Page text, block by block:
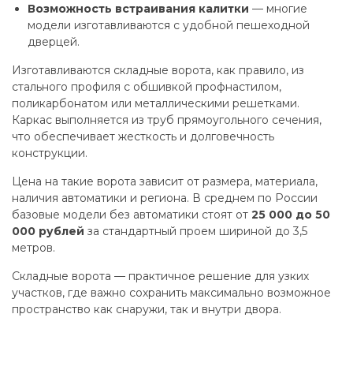
Возможность встраивания калитки — многие
модели изготавливаются с удобной пешеходной
дверцей.
Изготавливаются складные ворота, как правило, из
стального профиля с обшивкой профнастилом,
поликарбонатом или металлическими решетками.
Каркас выполняется из труб прямоугольного сечения,
что обеспечивает жесткость и долговечность
конструкции.
Цена на такие ворота зависит от размера, материала,
наличия автоматики и региона. В среднем по России
базовые модели без автоматики стоят от 25 000 до 50
000 рублей за стандартный проем шириной до 3,5
метров.
Складные ворота — практичное решение для узких
участков, где важно сохранить максимально возможное
пространство как снаружи, так и внутри двора.